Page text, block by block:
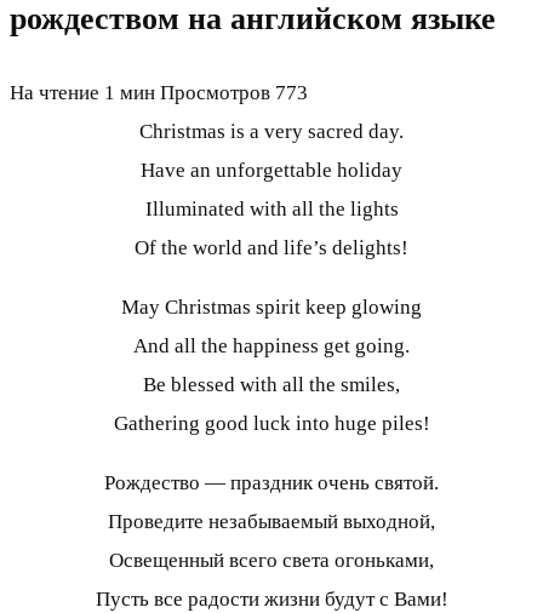
рождеством на английском языке
На чтение 1 мин Просмотров 773
Christmas is a very sacred day.
Have an unforgettable holiday
Illuminated with all the lights
Of the world and life’s delights!
May Christmas spirit keep glowing
And all the happiness get going.
Be blessed with all the smiles,
Gathering good luck into huge piles!
Рождество — праздник очень святой.
Проведите незабываемый выходной,
Освещенный всего света огоньками,
Пусть все радости жизни будут с Вами!